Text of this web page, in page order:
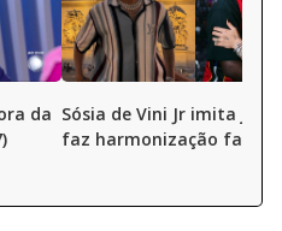
da Sósia de Vini Jr imita
faz harmonização facial